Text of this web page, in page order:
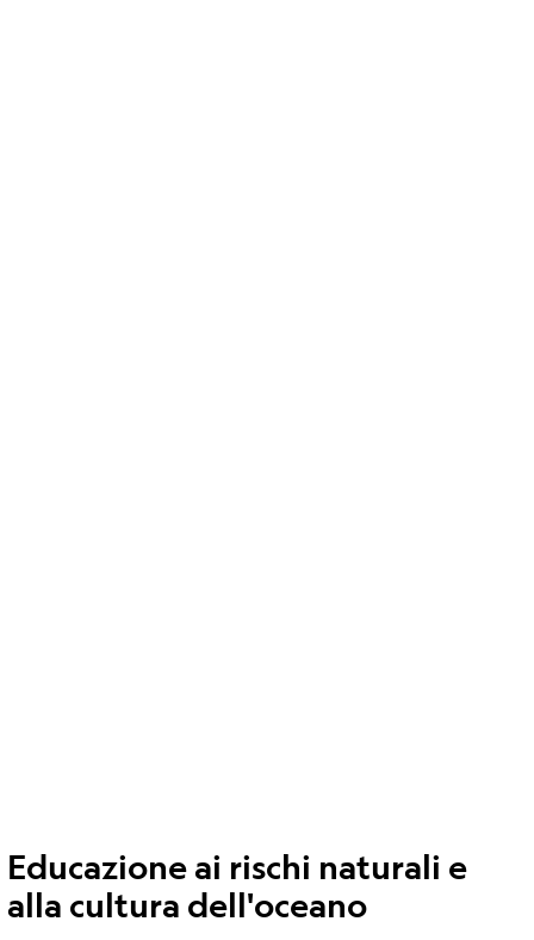
Educazione ai rischi naturali e
alla cultura dell'oceano